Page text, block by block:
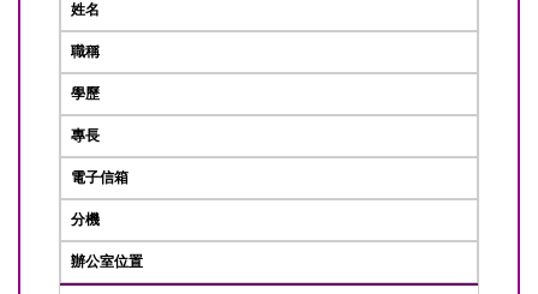
姓名
職稱
學歷
專長
電子信箱
分機
辦公室位置